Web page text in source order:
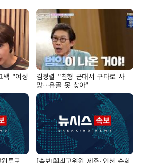
백 "여성
김정렬 "친형 군대서 구타로 사
망…유골 못 찾아"
투표 [속보]與최고위원 제주·인천 순회